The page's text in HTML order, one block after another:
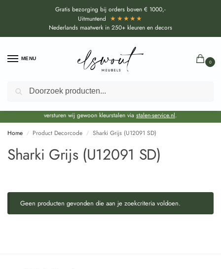
Gratis bezorging bij orders boven € 1000,-
Uitmuntend ★★★★★
Nederlands maatwerk in 250+ kleuren en decors
MENU
0
Door de bouwvakperiode geldt voor alle collecties momenteel een EXTRA
levertijd van circa 3-4 weken bovenop de reguliere levertijd.
versturen wij gewoon kleurstalen via stalen-service.nl.
Home / Product Decorcode / Sharki Grijs (U12091 SD)
Sharki Grijs (U12091 SD)
Geen producten gevonden die aan je zoekcriteria voldoen.